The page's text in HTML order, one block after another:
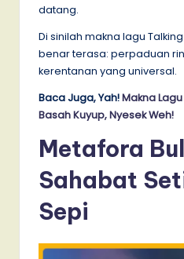
datang.
Di sinilah makna lagu
benar terasa: perpaduan
kerentanan yang universal.
Baca Juga, Yah!Makna Lagu
Basah Kuyup, Nyesek Weh!
Metafora
Sahabat
Sepi